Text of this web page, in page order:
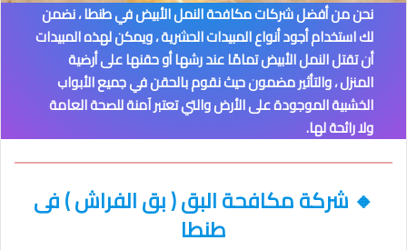
نحن من أفضل شركات مكافحة النمل الأبيض في طنطا، نضمن
لك استخدام أجود أنواع المبيدات الحشرية ، ويمكن لهذه المبيدات
أن تقتل النمل الأبيض تمامًا عند رشها أو حقنها على أرضية
المنزل ، والتأثير مضمون حيث نقوم بالحقن في جميع الأبواب
الخشبية الموجودة على الأرض والتي تعتبر آمنة للصحة العامة
ولا رائحة لها.
🔸 شركة مكافحة البق ( بق الفراش )فى
طنطا